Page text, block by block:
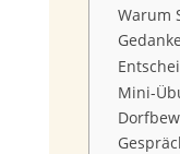
Warum
Mini-